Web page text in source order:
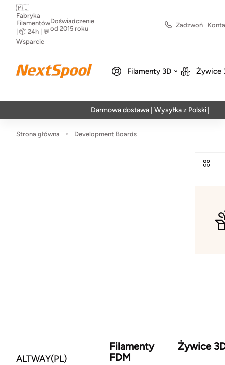
🇵🇱
Fabryka
Filamentów
| 📦 24h | 💬
Wsparcie
Doświadczenie
od 2015 roku
Zadzwoń
Filamenty 3D Żywice
Darmowa dostawa | Wysyłka z Polski |
Strona główna Development Boards
ALTWAY(PL)
Filamenty
FDM
Żywice